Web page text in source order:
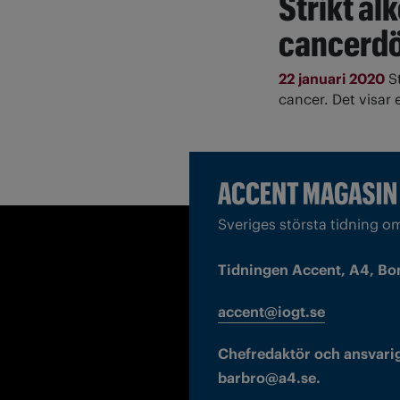
22 januari 2020
cancer. Det visar
Sveriges största tidning
Tidningen Accent, A4,
accent@iogt.se
Chefredaktör och
barbro@a4.se.